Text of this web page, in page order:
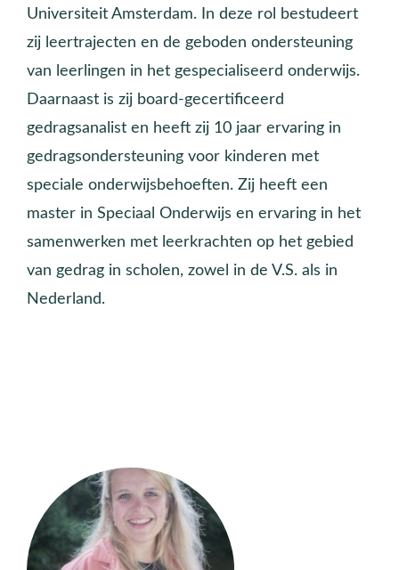
Universiteit Amsterdam. In deze rol bestudeert
zij leertrajecten en de geboden ondersteuning
van leerlingen in het gespecialiseerd onderwijs.
Daarnaast is zij board-gecertificeerd
gedragsanalist en heeft zij 10 jaar ervaring in
gedragsondersteuning voor kinderen met
speciale onderwijsbehoeften. Zij heeft een
master in Speciaal Onderwijs en ervaring in het
samenwerken met leerkrachten op het gebied
van gedrag in scholen, zowel in de V.S. als in
Nederland.